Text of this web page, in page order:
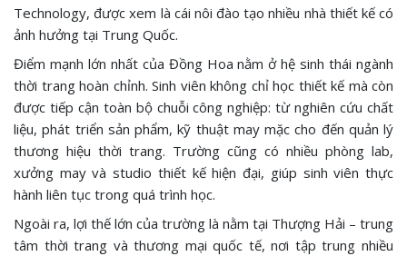
Technology, được xem là cái nôi đào tạo nhiều nhà thiết kế có
ảnh hưởng tại Trung Quốc.
Điểm mạnh lớn nhất của Đồng Hoa nằm ở hệ sinh thái ngành
thời trang hoàn chỉnh. Sinh viên không chỉ học thiết kế mà còn
được tiếp cận toàn bộ chuỗi công nghiệp: từ nghiên cứu chất
liệu, phát triển sản phẩm, kỹ thuật may mặc cho đến quản lý
thương hiệu thời trang. Trường cũng có nhiều phòng lab,
xưởng may và studio thiết kế hiện đại, giúp sinh viên thực
hành liên tục trong quá trình học.
Ngoài ra, lợi thế lớn của trường là nằm tại Thượng Hải – trung
tâm thời trang và thương mại quốc tế, nơi tập trung nhiều